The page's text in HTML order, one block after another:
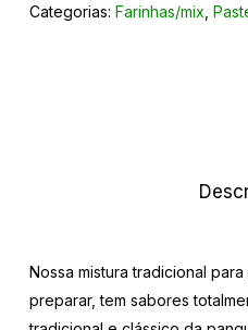
Categorias: Farinhas/mix
Nossa mistura tradicional
preparar, tem sabores